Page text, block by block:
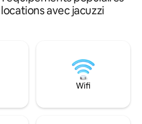
et cyclables du lac
skiables de
avec poêle à bois
L'emplacement est
et la gare du lac
pas de pollution
parfait pour se
connecter avec
luxueuse
minimum de
site idéal pour
Voie lactée. À 5
avec jacuzzi
Wifi